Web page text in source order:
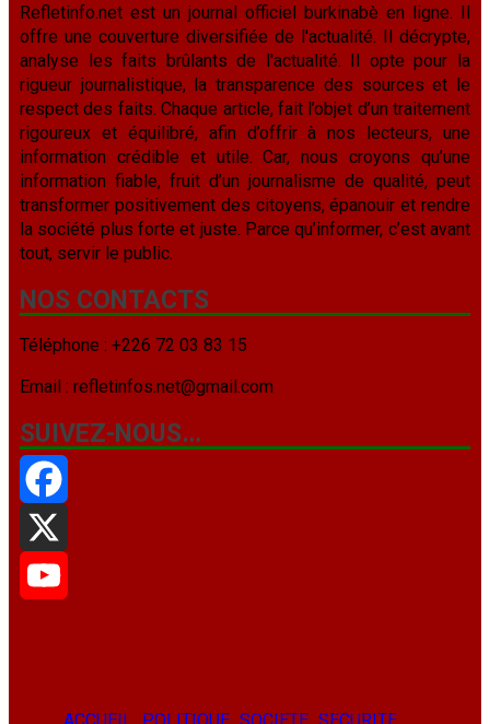
Refletinfo.net est un journal officiel burkinabè en ligne. Il
offre une couverture diversifiée de l'actualité. Il décrypte,
analyse les faits brûlants de l'actualité. Il opte pour la
rigueur journalistique, la transparence des sources et le
respect des faits. Chaque article, fait l’objet d’un traitement
rigoureux et équilibré, afin d’offrir à nos lecteurs, une
information crédible et utile. Car, nous croyons qu’une
information fiable, fruit d’un journalisme de qualité, peut
transformer positivement des citoyens, épanouir et rendre
la société plus forte et juste. Parce qu’informer, c’est avant
tout, servir le public.
NOS CONTACTS
Téléphone : +226 72 03 83 15
Email : refletinfos.net@gmail.com
SUIVEZ-NOUS…
Facebook
X
ACCUEIL POLITIQUE SOCIETE SECURITE